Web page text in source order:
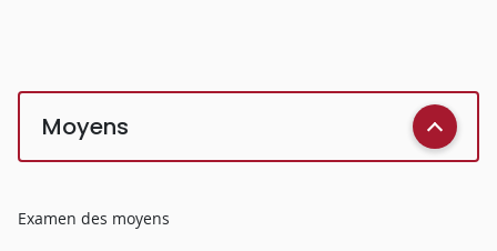
Moyens
Examen des moyens